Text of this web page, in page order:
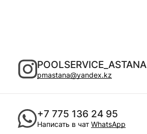
POOLSERVICE_ASTANA
pmastana@yandex.kz
+7 775 136 24 95
Написать в чат WhatsApp